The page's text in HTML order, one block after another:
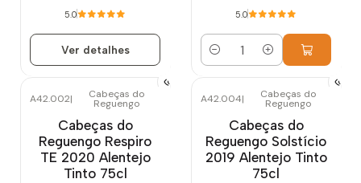
5.0
Ver detalhes
5.0
Quantidade
-10%DESCONTO
A42.002| Cabeças do
Reguengo
Cabeças do
Reguengo Respiro
TE 2020 Alentejo
Tinto 75cl
-10%DESCONTO
A42.004| Cabeças do
Reguengo
Cabeças do
Reguengo Solstício
2019 Alentejo Tinto
75cl